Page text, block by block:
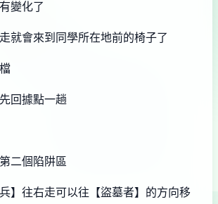
變化了
就會來到同學所在地前的椅子了
回據點一趟
二個陷阱區
】往右走可以往【盜墓者】的方向移